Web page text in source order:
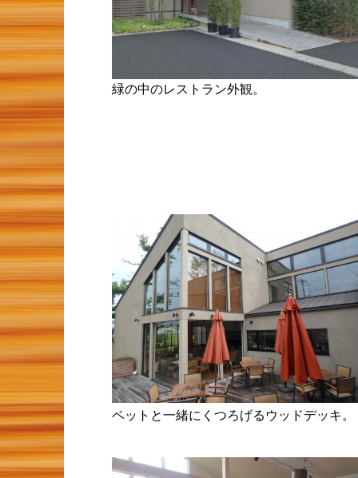
緑の中のレストラン外観。
ペットと一緒にくつろげるウッドデッキ。